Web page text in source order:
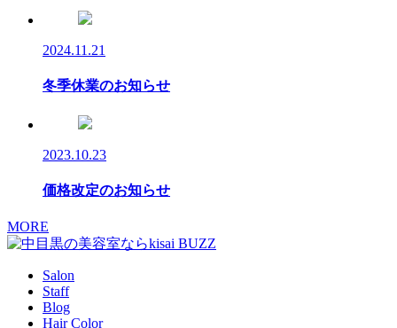
2024.11.21
冬季休業のお知らせ
2023.10.23
価格改定のお知らせ
MORE
Salon
Staff
Blog
Hair Color